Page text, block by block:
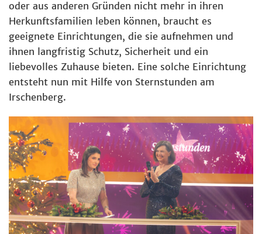
oder aus anderen Gründen nicht mehr in ihren
Herkunftsfamilien leben können, braucht es
geeignete Einrichtungen, die sie aufnehmen und
ihnen langfristig Schutz, Sicherheit und ein
liebevolles Zuhause bieten. Eine solche Einrichtung
entsteht nun mit Hilfe von Sternstunden am
Irschenberg.